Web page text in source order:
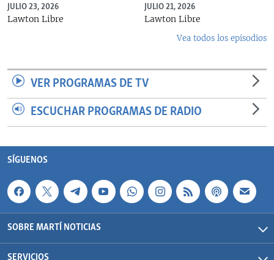
JULIO 23, 2026
Lawton Libre
JULIO 21, 2026
Lawton Libre
Vea todos los episodios
VER PROGRAMAS DE TV
ESCUCHAR PROGRAMAS DE RADIO
SÍGUENOS
SOBRE MARTÍ NOTICIAS
SERVICIOS